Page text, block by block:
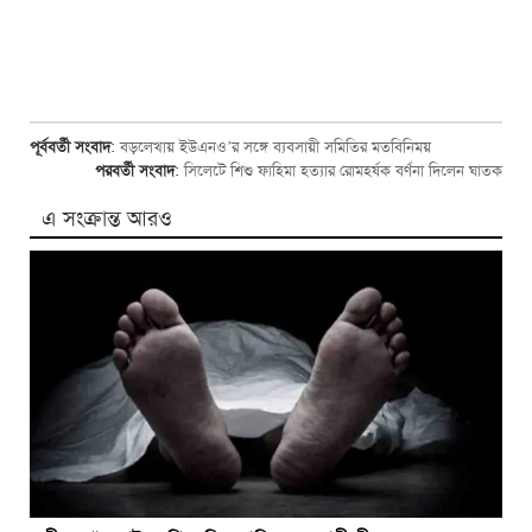
পূর্ববর্তী সংবাদ:বড়লেখায় ইউএনও’র সঙ্গে ব্যবসায়ী সমিতির মতবিনিময়
পরবর্তী সংবাদ:সিলেটে শিশু ফাহিমা হত্যার রোমহর্ষক বর্ণনা দিলেন ঘাতক
এ সংক্রান্ত আরও